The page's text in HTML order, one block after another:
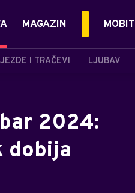
I TRAČEVI LJUBAV
MAGAZIN MOBIT
2024:
dobija